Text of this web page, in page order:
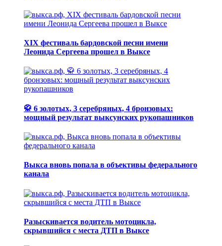
XIX фестиваль бардовской песни имени
Леонида Сергеева прошел в Выксе
🥋 6 золотых, 3 серебряных, 4 бронзовых:
мощный результат выксунских рукопашников
Выкса вновь попала в объективы федерального
канала
Разыскивается водитель мотоцикла,
скрывшийся с места ДТП в Выксе